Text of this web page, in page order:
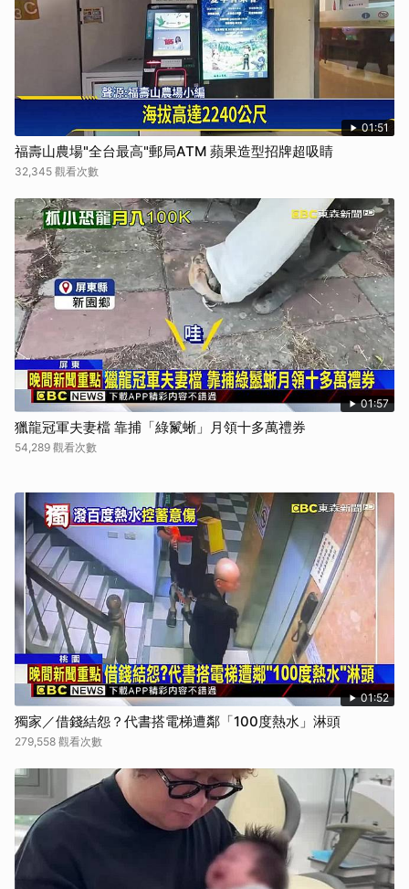
01:51
福壽山農場"全台最高"郵局ATM 蘋果造型招牌超吸睛
32,345 觀看次數
01:57
獵龍冠軍夫妻檔 靠捕「綠鬣蜥」月領十多萬禮券
54,289 觀看次數
01:52
獨家／借錢結怨？代書搭電梯遭鄰「100度熱水」淋頭
279,558 觀看次數